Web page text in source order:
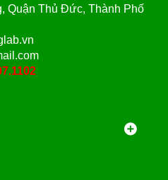
Quận Thủ Đức, Thành Phố